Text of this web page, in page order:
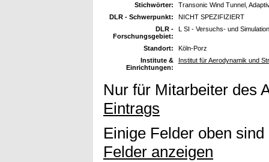
Stichwörter:
Transonic Wind Tunnel,
DLR - Schwerpunkt:
NICHT SPEZIFIZIERT
DLR -
Forschungsgebiet:
L SI - Versuchs- und
Standort:
Köln-Porz
Institute &
Einrichtungen:
Institut für Aerodynamik und
Nur für Mitarbeiter des
Eintrags
Einige Felder oben
Felder anzeigen